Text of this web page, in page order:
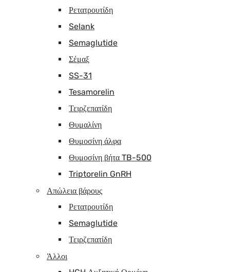
Ρετατρουτίδη
Selank
Semaglutide
Σέμαξ
SS-31
Tesamorelin
Τειρζεπατίδη
Θυμαλίνη
Θυμοσίνη άλφα
Θυμοσίνη βήτα TB-500
Triptorelin GnRH
Απώλεια βάρους
Ρετατρουτίδη
Semaglutide
Τειρζεπατίδη
Άλλοι